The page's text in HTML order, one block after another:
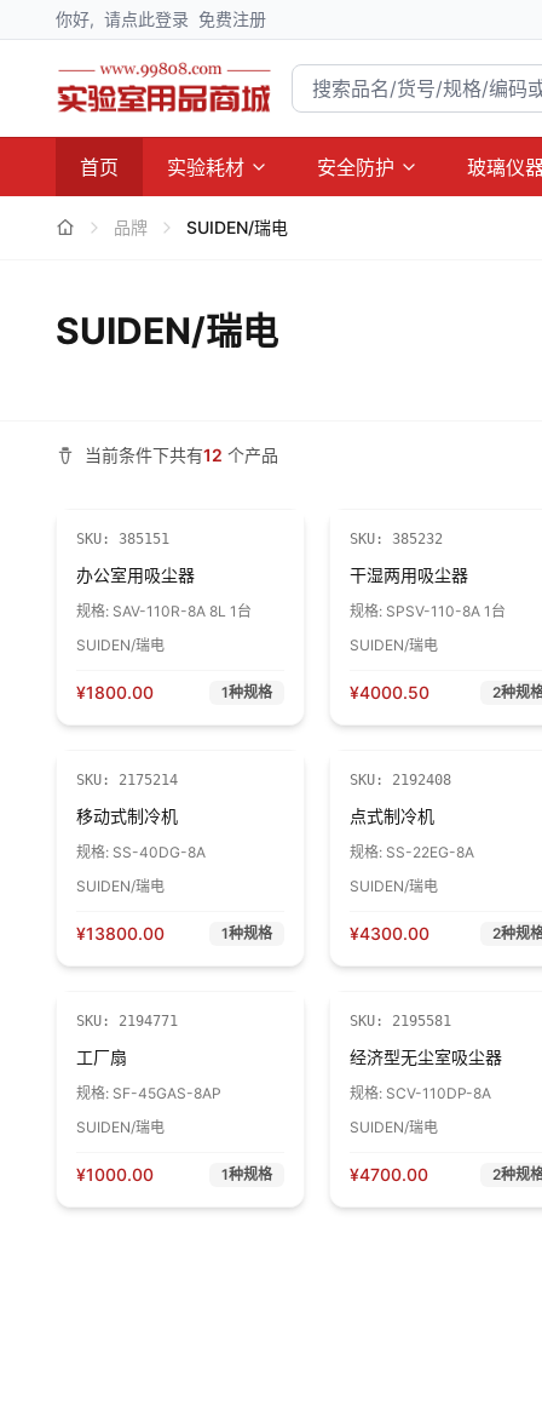
你好, 请点此登录 免费注册
首页 实验耗材 安全防护 玻璃仪
品牌 SUIDEN/瑞电
SUIDEN/瑞电
当前条件下共有12 个产品
SKU: 385151
办公室用吸尘器
规格: SAV-110R-8A 8L 1台
SUIDEN/瑞电
¥1800.00 1种规格
SKU: 385232
干湿两用吸尘器
规格: SPSV-110-8A 1台
SUIDEN/瑞电
¥4000.50 2种规
SKU: 2175214
移动式制冷机
规格: SS-40DG-8A
SUIDEN/瑞电
¥13800.00 1种规格
SKU: 2192408
点式制冷机
规格: SS-22EG-8A
SUIDEN/瑞电
¥4300.00 2种规
SKU: 2194771
工厂扇
规格: SF-45GAS-8AP
SUIDEN/瑞电
¥1000.00 1种规格
SKU: 2195581
经济型无尘室吸尘器
规格: SCV-110DP-8A
SUIDEN/瑞电
¥4700.00 2种规